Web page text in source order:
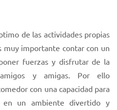
de las actividades propias
muy importante contar con un
fuerzas y disfrutar de la
y amigas. Por ello
con una capacidad para
en un ambiente divertido y